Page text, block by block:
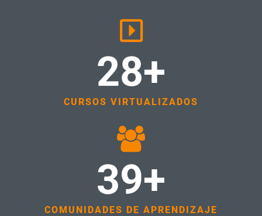
28+
CURSOS VIRTUALIZADOS
39+
COMUNIDADES DE APRENDIZAJE